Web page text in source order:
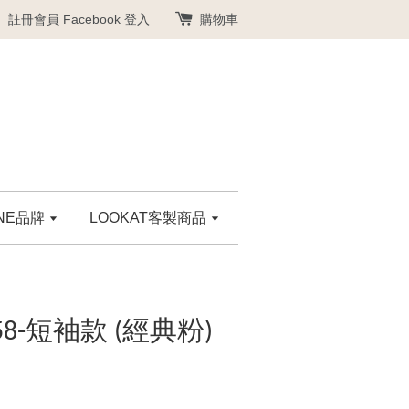
註冊會員 Facebook 登入 購物車
品牌 LOOKAT客製商品
短袖款 (經典粉)